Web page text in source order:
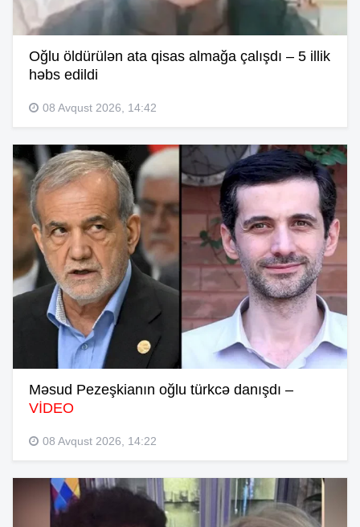
Oğlu öldürülən ata qisas almağa çalışdı – 5 illik
həbs edildi
08 Avqust 2026, 14:42
Məsud Pezeşkianın oğlu türkcə danışdı –
VİDEO
08 Avqust 2026, 14:22